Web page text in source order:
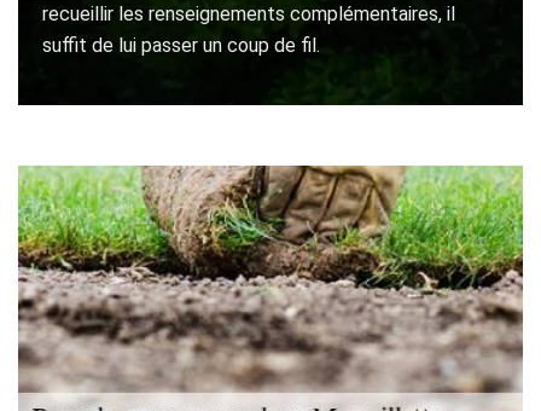
recueillir les renseignements complémentaires, il
suffit de lui passer un coup de fil.